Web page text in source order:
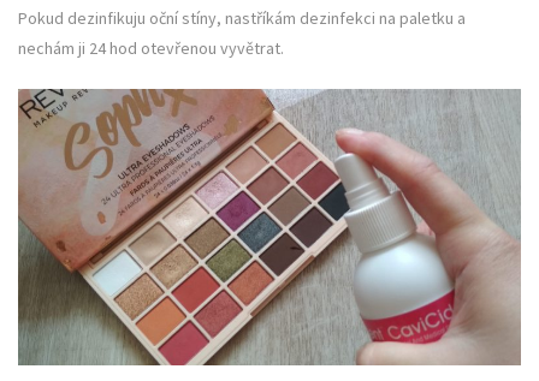
Pokud dezinfikuju oční stíny, nastříkám dezinfekci na paletku a
nechám ji 24 hod otevřenou vyvětrat.